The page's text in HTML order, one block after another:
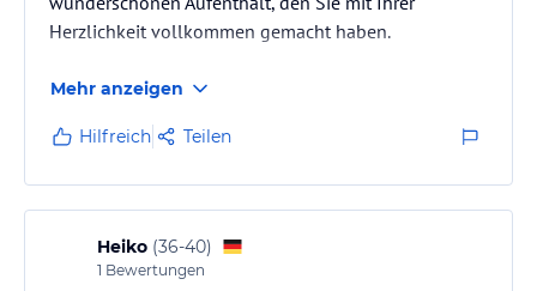
Herzlichkeit vollkommen gemacht haben.
Mehr anzeigen
Hilfreich Teilen
Heiko (36-40)
1 Bewertungen